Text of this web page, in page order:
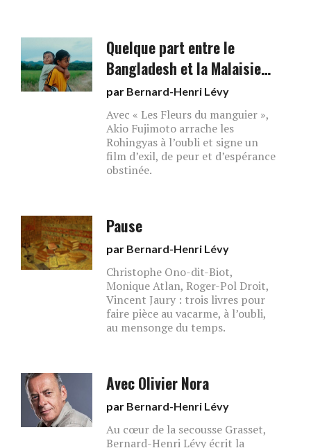
Quelque part entre le
Bangladesh et la Malaisie…
par Bernard-Henri Lévy
Avec « Les Fleurs du manguier »,
Akio Fujimoto arrache les
Rohingyas à l’oubli et signe un
film d’exil, de peur et d’espérance
obstinée.
Pause
par Bernard-Henri Lévy
Christophe Ono-dit-Biot,
Monique Atlan, Roger-Pol Droit,
Vincent Jaury : trois livres pour
faire pièce au vacarme, à l’oubli,
au mensonge du temps.
Avec Olivier Nora
par Bernard-Henri Lévy
Au cœur de la secousse Grasset,
Bernard-Henri Lévy écrit la